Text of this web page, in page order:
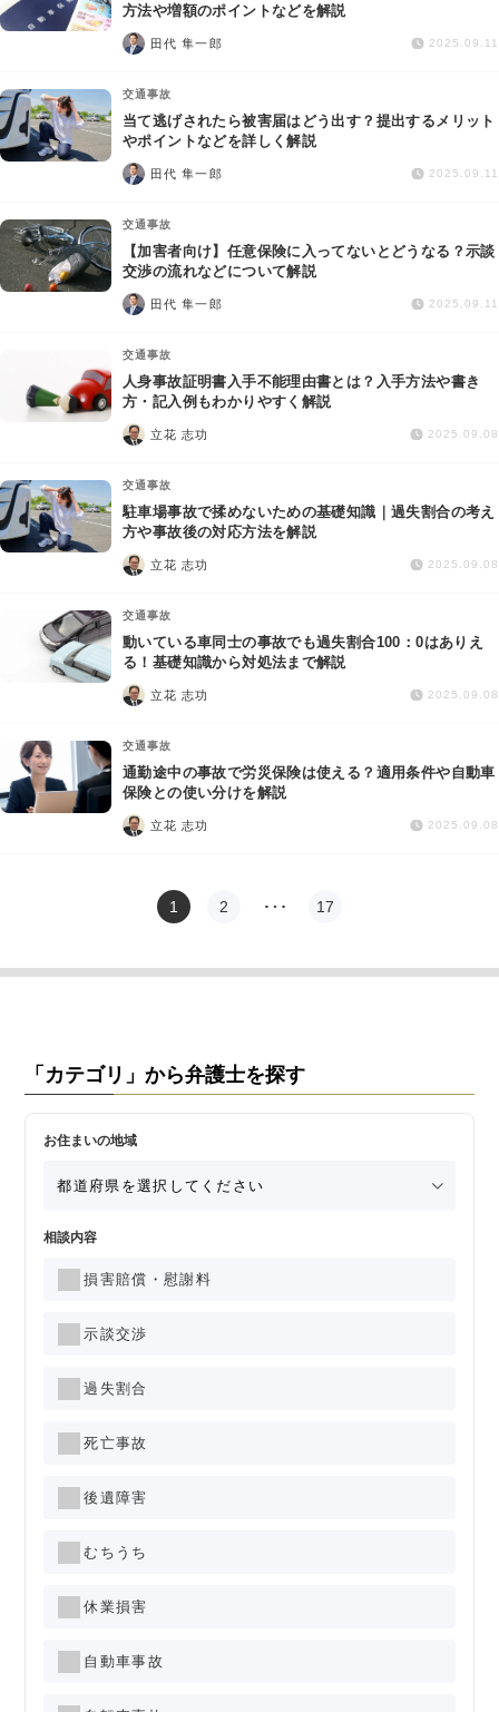
方法や増額のポイントなどを解説
田代 隼一郎 2025.09.11
交通事故
当て逃げされたら被害届はどう出す？提出するメリット
やポイントなどを詳しく解説
田代 隼一郎 2025.09.11
交通事故
【加害者向け】任意保険に入ってないとどうなる？示談
交渉の流れなどについて解説
田代 隼一郎 2025.09.11
交通事故
人身事故証明書入手不能理由書とは？入手方法や書き
方・記入例もわかりやすく解説
立花 志功 2025.09.08
交通事故
駐車場事故で揉めないための基礎知識｜過失割合の考え
方や事故後の対応方法を解説
立花 志功 2025.09.08
交通事故
動いている車同士の事故でも過失割合100：0はありえ
る！基礎知識から対処法まで解説
立花 志功 2025.09.08
交通事故
通勤途中の事故で労災保険は使える？適用条件や自動車
保険との使い分けを解説
立花 志功 2025.09.08
1 2 … 17
「カテゴリ」から弁護士を探す
お住まいの地域
相談内容
損害賠償・慰謝料
示談交渉
過失割合
死亡事故
後遺障害
むちうち
休業損害
自動車事故